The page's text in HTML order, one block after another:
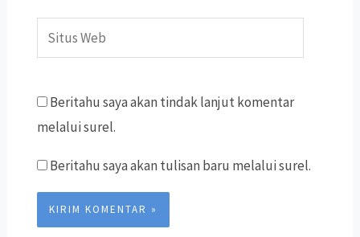
Situs
Web
Beritahu saya akan tindak lanjut komentar
melalui surel.
Beritahu saya akan tulisan baru melalui surel.